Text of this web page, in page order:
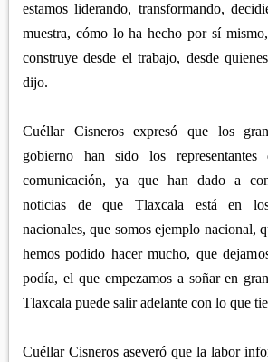
estamos liderando, transformando,
muestra, cómo lo ha hecho por sí
construye desde el trabajo, desde
dijo.
Cuéllar Cisneros expresó que los
gobierno han sido los
comunicación, ya que han dado a
noticias de que Tlaxcala está en
nacionales, que somos ejemplo nacional,
hemos podido hacer mucho, que
podía, el que empezamos a soñar en
Tlaxcala puede salir adelante con lo que
Cuéllar Cisneros aseveró que la labor